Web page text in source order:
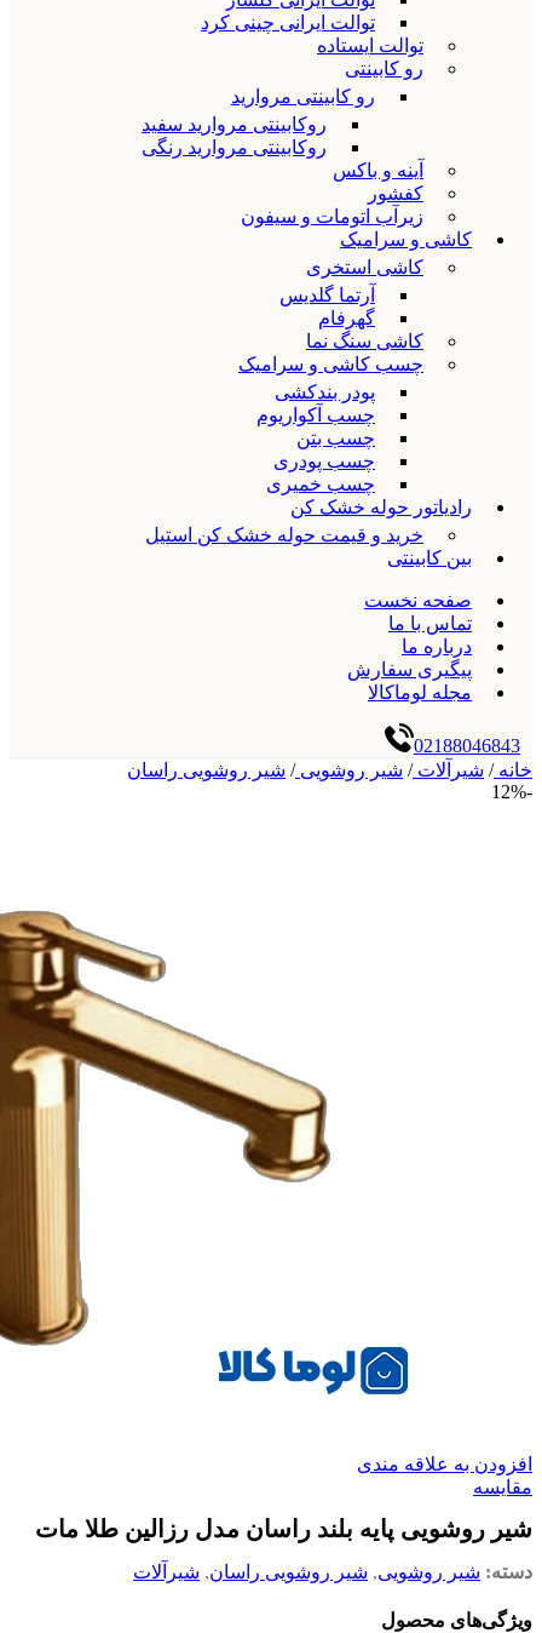
توالت ایرانی چینی کرد
توالت ایستاده
رو کابینتی
رو کابینتی مروارید
روکابینتی مروارید سفید
روکابینتی مروارید رنگی
آینه و باکس
کفشور
زیرآب اتومات و سیفون
کاشی و سرامیک
کاشی استخری
آرتما گلدیس
گهرفام
کاشی سنگ نما
چسب کاشی و سرامیک
پودر بندکشی
چسب آکواریوم
چسب بتن
چسب پودری
چسب خمیری
رادیاتور حوله خشک کن
خرید و قیمت حوله خشک کن استیل
بین کابینتی
صفحه نخست
تماس با ما
درباره ما
پیگیری سفارش
مجله لوماکالا
02188046843
خانه/ شیرآلات/ شیر روشویی/ شیر روشویی راسان
-12%
افزودن به علاقه مندی
مقایسه
شیر روشویی پایه بلند راسان مدل رزالین طلا مات
دسته: شیر روشویی, شیر روشویی راسان, شیرآلات
ویژگی‌های محصول